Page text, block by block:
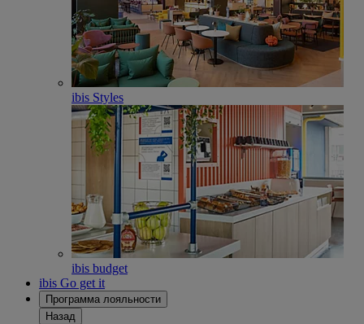
ibis Styles
ibis budget
ibis Go get it
Программа лояльности
Назад